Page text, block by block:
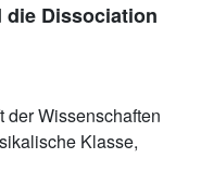
die Dissociation
der Wissenschaften
Klasse,